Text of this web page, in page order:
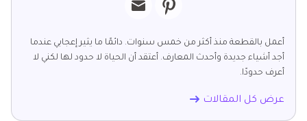
أعمل بالقطعة منذ أكثر من خمس سنوات. دائمًا ما يثير إعجابي عندما
أجد أشياء جديدة وأحدث المعارف. أعتقد أن الحياة لا حدود لها لكني لا
أعرف حدودًا.
عرض كل المقالات